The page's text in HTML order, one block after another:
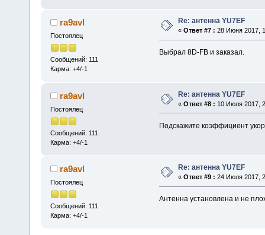
ra9avl
Постоялец
Сообщений: 111
Карма: +4/-1
Re: антенна YU7EF
« Ответ #7 : 28 Июня 2017,
Выбрал 8D-FB и заказал.
ra9avl
Постоялец
Сообщений: 111
Карма: +4/-1
Re: антенна YU7EF
« Ответ #8 : 10 Июля 2017,
Подскажите коэффициент
ra9avl
Постоялец
Сообщений: 111
Карма: +4/-1
Re: антенна YU7EF
« Ответ #9 : 24 Июля 2017,
Антенна установлена и не